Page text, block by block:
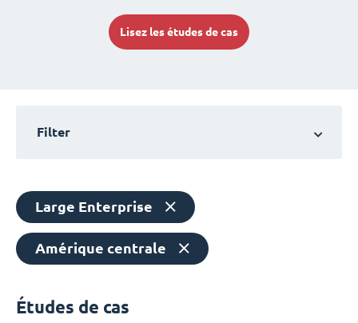
Lisez les études de cas
Filter
Large Enterprise
Amérique centrale
Études de cas